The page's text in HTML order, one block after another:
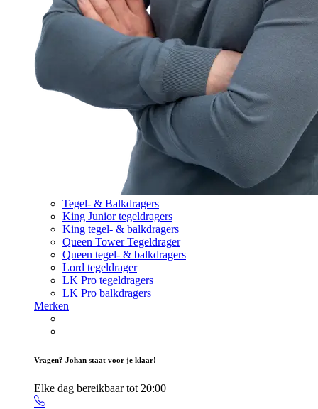
Tegel- & Balkdragers
King Junior tegeldragers
King tegel- & balkdragers
Queen Tower Tegeldrager
Queen tegel- & balkdragers
Lord tegeldrager
LK Pro tegeldragers
LK Pro balkdragers
Merken
Vragen? Johan staat voor je klaar!
Elke dag bereikbaar tot 20:00